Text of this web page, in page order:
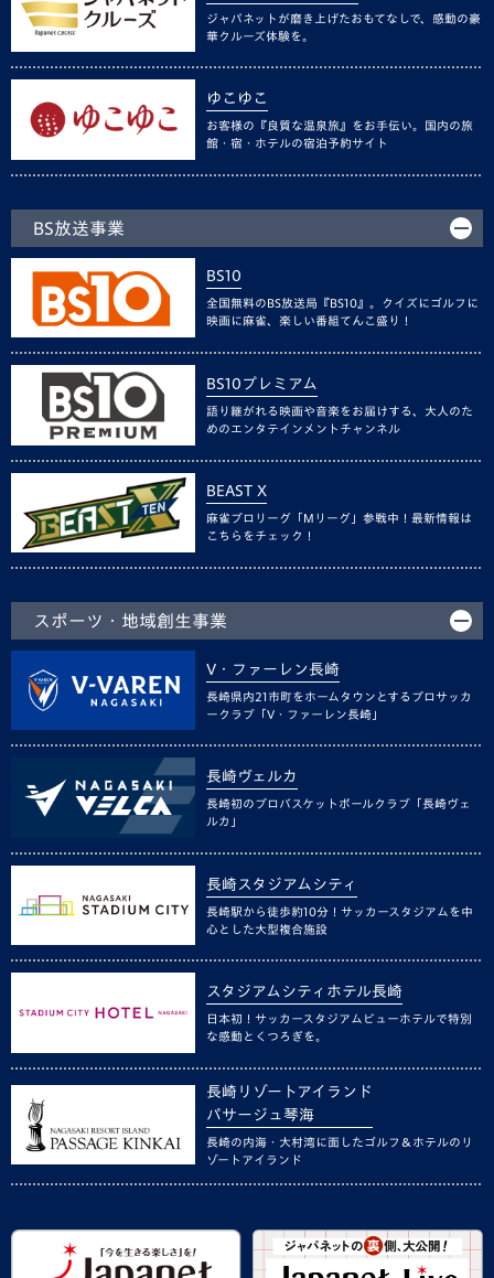
ジャパネットが磨き上げたおもてなしで、感動の豪
華クルーズ体験を。
ゆこゆこ
お客様の『良質な温泉旅』をお手伝い。国内の旅
館・宿・ホテルの宿泊予約サイト
BS放送事業
BS10
全国無料のBS放送局『BS10』。クイズにゴルフに
映画に麻雀、楽しい番組てんこ盛り！
BS10プレミアム
語り継がれる映画や音楽をお届けする、大人のた
めのエンタテインメントチャンネル
BEAST X
麻雀プロリーグ「Mリーグ」参戦中！最新情報は
こちらをチェック！
スポーツ・地域創生事業
V・ファーレン長崎
長崎県内21市町をホームタウンとするプロサッカ
ークラブ「V・ファーレン長崎」
長崎ヴェルカ
長崎初のプロバスケットボールクラブ「長崎ヴェ
ルカ」
長崎スタジアムシティ
長崎駅から徒歩約10分！サッカースタジアムを中
心とした大型複合施設
スタジアムシティホテル長崎
日本初！サッカースタジアムビューホテルで特別
な感動とくつろぎを。
長崎リゾートアイランド
パサージュ琴海
長崎の内海・大村湾に面したゴルフ＆ホテルのリ
ゾートアイランド